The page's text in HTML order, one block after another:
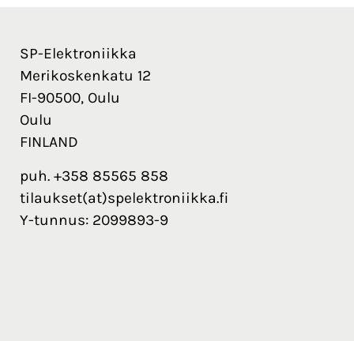
SP-Elektroniikka
Merikoskenkatu 12
FI-90500, Oulu
Oulu
FINLAND
puh. +358 85565 858
tilaukset(at)spelektroniikka.fi
Y-tunnus: 2099893-9